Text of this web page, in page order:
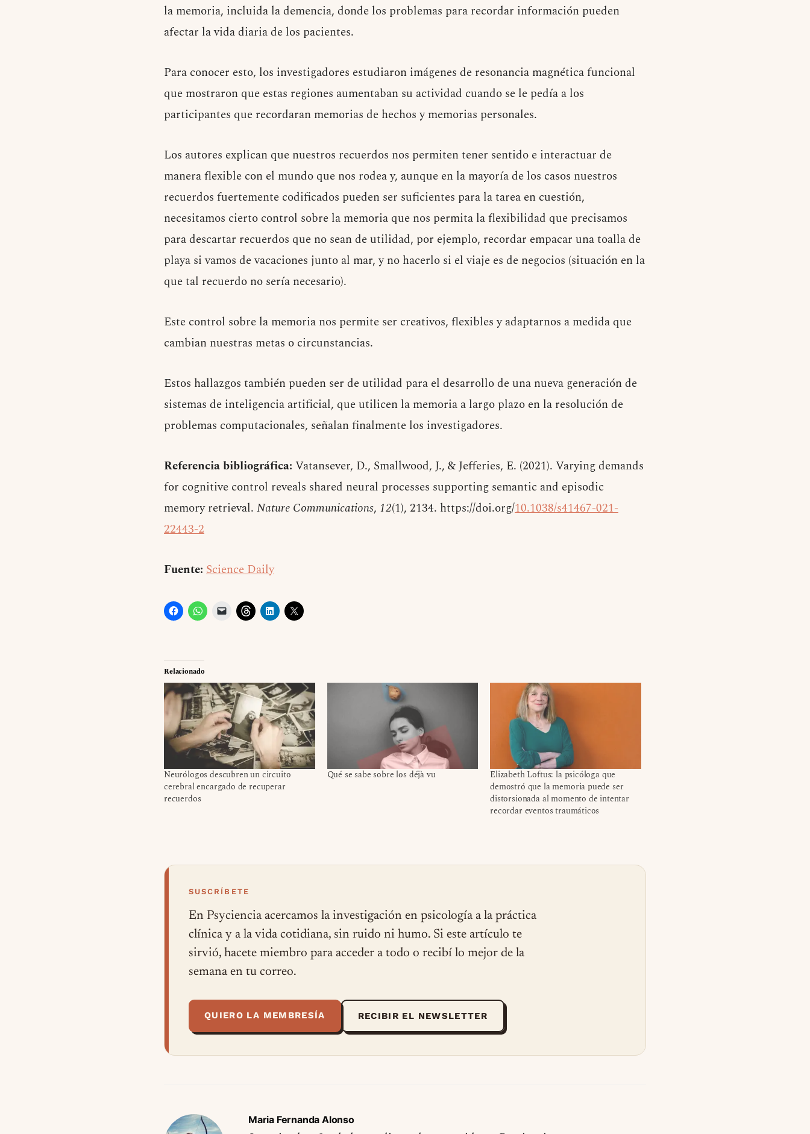
la memoria, incluida la demencia, donde los problemas para recordar información pueden
afectar la vida diaria de los pacientes.
Para conocer esto, los investigadores estudiaron imágenes de resonancia magnética funcional
que mostraron que estas regiones aumentaban su actividad cuando se le pedía a los
participantes que recordaran memorias de hechos y memorias personales.
Los autores explican que nuestros recuerdos nos permiten tener sentido e interactuar de
manera flexible con el mundo que nos rodea y, aunque en la mayoría de los casos nuestros
recuerdos fuertemente codificados pueden ser suficientes para la tarea en cuestión,
necesitamos cierto control sobre la memoria que nos permita la flexibilidad que precisamos
para descartar recuerdos que no sean de utilidad, por ejemplo, recordar empacar una toalla de
playa si vamos de vacaciones junto al mar, y no hacerlo si el viaje es de negocios (situación en la
que tal recuerdo no sería necesario).
Este control sobre la memoria nos permite ser creativos, flexibles y adaptarnos a medida que
cambian nuestras metas o circunstancias.
Estos hallazgos también pueden ser de utilidad para el desarrollo de una nueva generación de
sistemas de inteligencia artificial, que utilicen la memoria a largo plazo en la resolución de
problemas computacionales, señalan finalmente los investigadores.
Referencia bibliográfica: Vatansever, D., Smallwood, J., & Jefferies, E. (2021). Varying demands
for cognitive control reveals shared neural processes supporting semantic and episodic
memory retrieval. Nature Communications, 12(1), 2134. https://doi.org/10.1038/s41467-021-
22443-2
Fuente: Science Daily
Relacionado
Neurólogos descubren un circuito
cerebral encargado de recuperar
recuerdos
Qué se sabe sobre los déjà vu
Elizabeth Loftus: la psicóloga que
demostró que la memoria puede ser
distorsionada al momento de intentar
recordar eventos traumáticos
SUSCRÍBETE
En Psyciencia acercamos la investigación en psicología a la práctica
clínica y a la vida cotidiana, sin ruido ni humo. Si este artículo te
sirvió, hacete miembro para acceder a todo o recibí lo mejor de la
semana en tu correo.
QUIERO LA MEMBRESÍA RECIBIR EL NEWSLETTER
Maria Fernanda Alonso